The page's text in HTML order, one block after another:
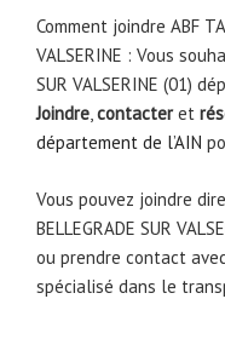
Comment joindre ABF
VALSERINE : Vous
SUR VALSERINE (01)
Joindre,contacteret
département de l’AIN
Vous pouvez joindre
BELLEGRADE SUR
ou prendre contact
spécialisé dans le